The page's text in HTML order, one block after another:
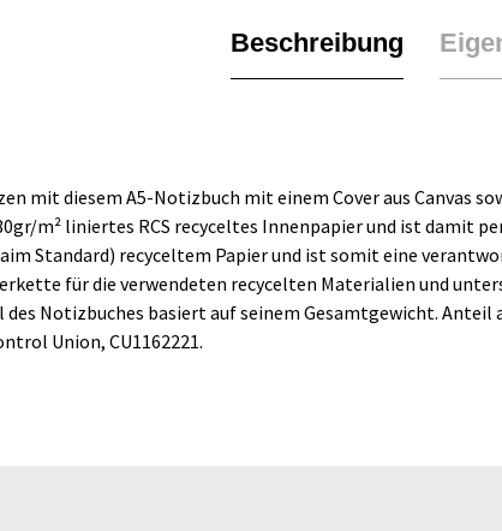
Beschreibung
mit diesem A5-Notizbuch mit einem Cover aus Canvas
m² liniertes RCS recyceltes Innenpapier und ist damit
Standard) recyceltem Papier und ist somit eine
für die verwendeten recycelten Materialien und
Notizbuches basiert auf seinem Gesamtgewicht.
Union, CU1162221.